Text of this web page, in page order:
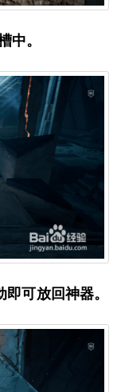
中。
可放回神器。